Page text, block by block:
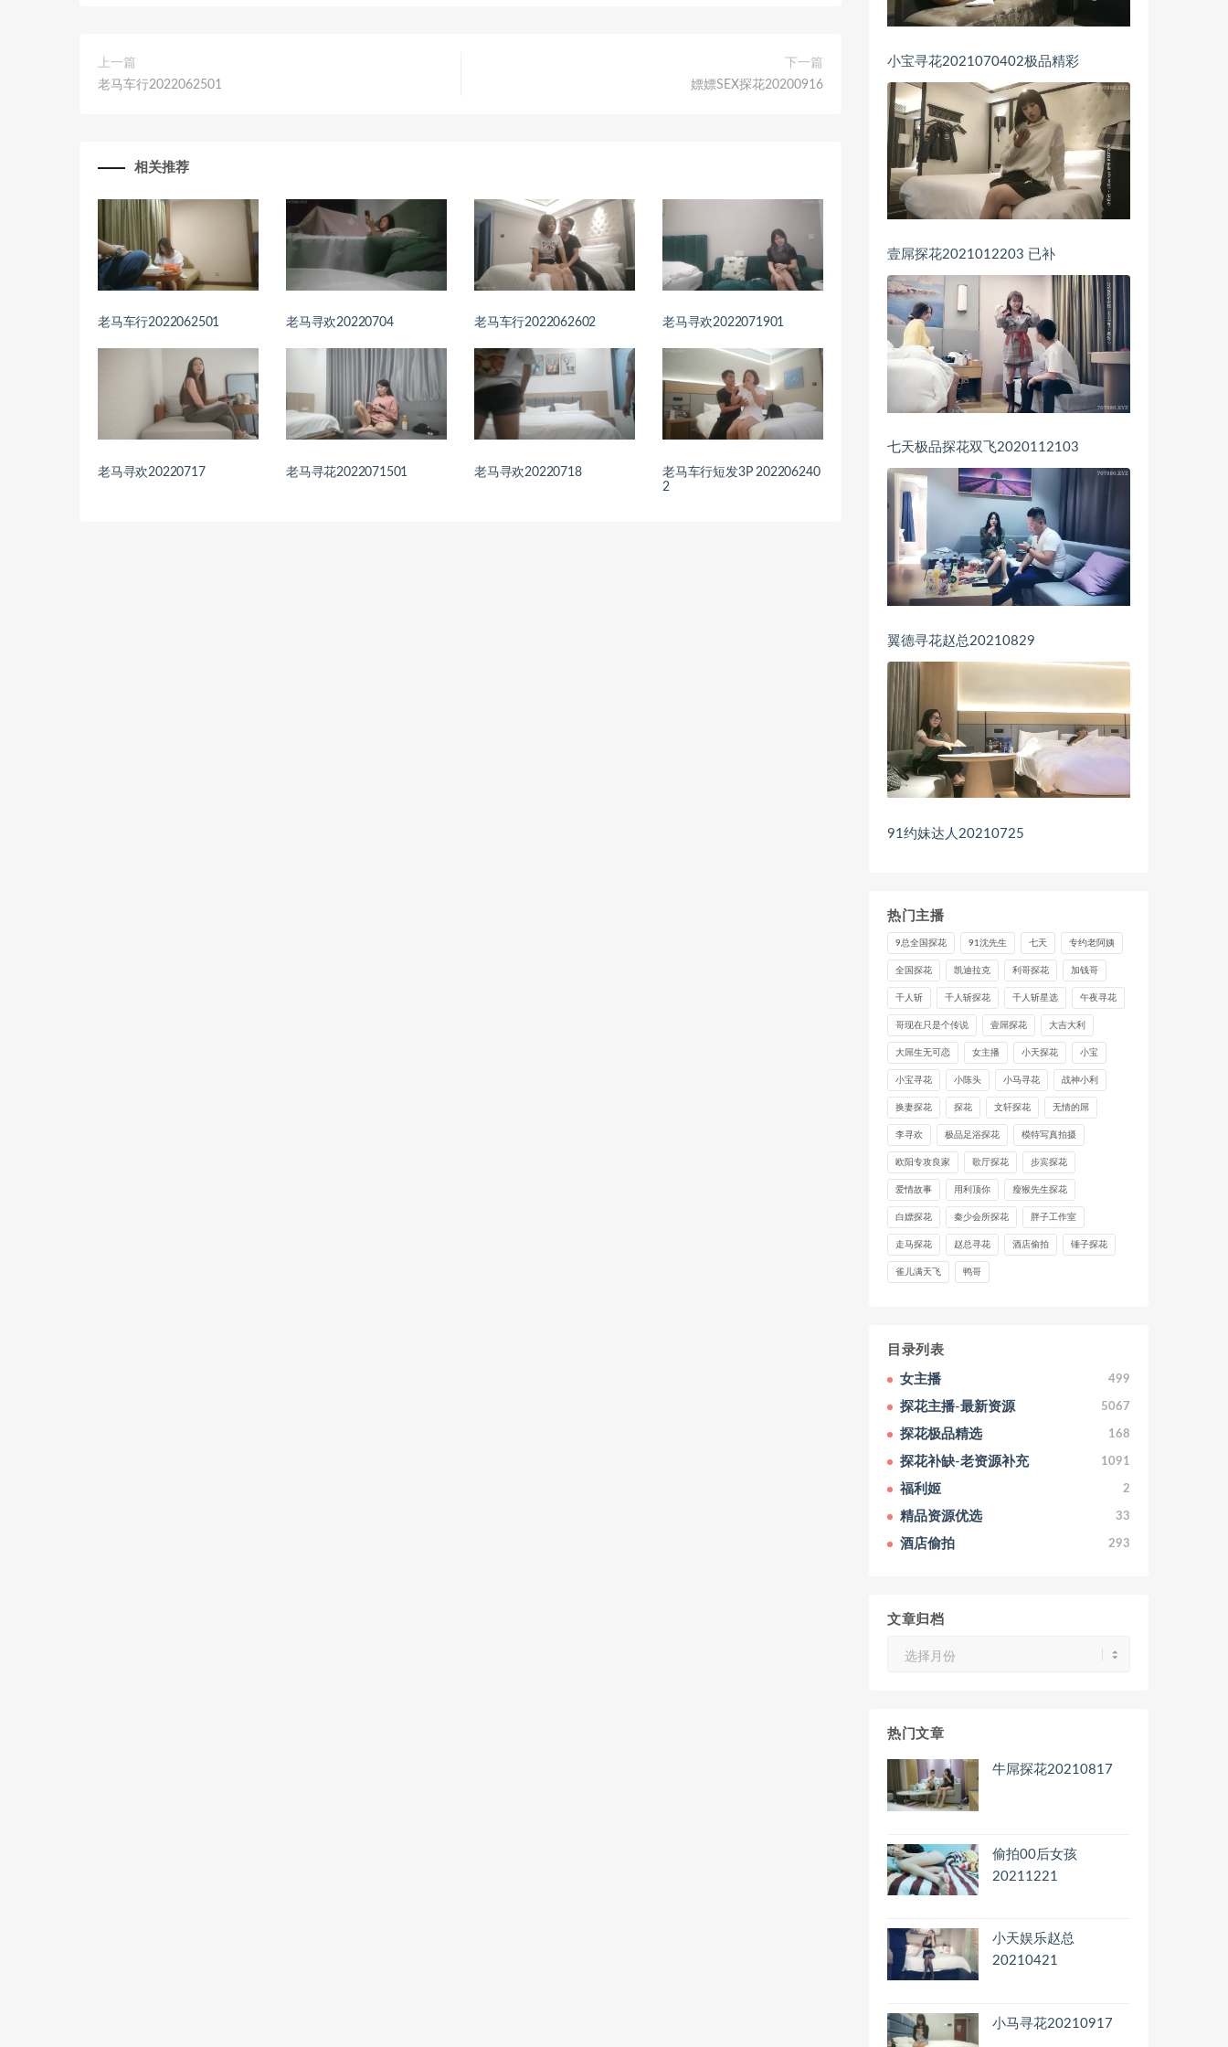
上一篇
老马车行2022062501
下一篇
嫖嫖SEX探花20200916
相关推荐
老马车行2022062501 老马寻欢20220704 老马车行2022062602 老马寻欢2022071901
老马寻欢20220717 老马寻花2022071501 老马寻欢20220718
老马车行短发3P 202206240
2
小宝寻花2021070402极品精彩
壹屌探花2021012203 已补
七天极品探花双飞2020112103
翼德寻花赵总20210829
91约妹达人20210725
热门主播
9总全国探花 91沈先生 七天 专约老阿姨
全国探花 凯迪拉克 利哥探花 加钱哥
千人斩 千人斩探花 千人斩星选 午夜寻花
哥现在只是个传说 壹屌探花 大吉大利
大屌生无可恋 女主播 小天探花 小宝
小宝寻花 小陈头 小马寻花 战神小利
换妻探花 探花 文轩探花 无情的屌
李寻欢 极品足浴探花 模特写真拍摄
欧阳专攻良家 歌厅探花 步宾探花
爱情故事 用利顶你 瘦猴先生探花
白嫖探花 秦少会所探花 胖子工作室
走马探花 赵总寻花 酒店偷拍 锤子探花
雀儿满天飞 鸭哥
目录列表
女主播 499
探花主播-最新资源 5067
探花极品精选 168
探花补缺-老资源补充 1091
福利姬 2
精品资源优选 33
酒店偷拍 293
文章归档
热门文章
牛屌探花20210817
偷拍00后女孩
20211221
小天娱乐赵总
20210421
小马寻花20210917